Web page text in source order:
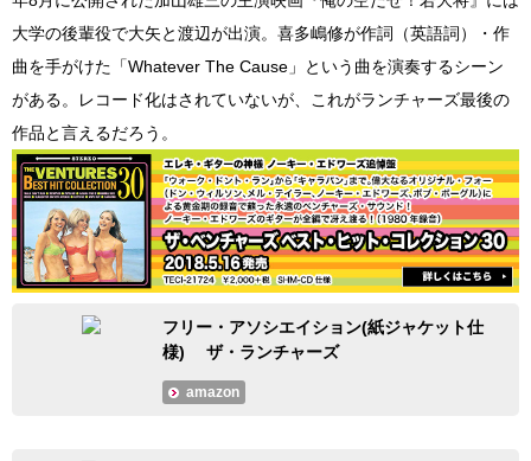
大学の後輩役で大矢と渡辺が出演。喜多嶋修が作詞（英語詞）・作
曲を手がけた「Whatever The Cause」という曲を演奏するシーン
がある。レコード化はされていないが、これがランチャーズ最後の
作品と言えるだろう。
フリー・アソシエイション(紙ジャケット仕
様) ザ・ランチャーズ
amazon